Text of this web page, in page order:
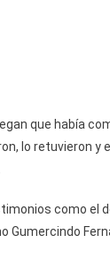
que había
lo retuvieron y
como el
Gumercindo